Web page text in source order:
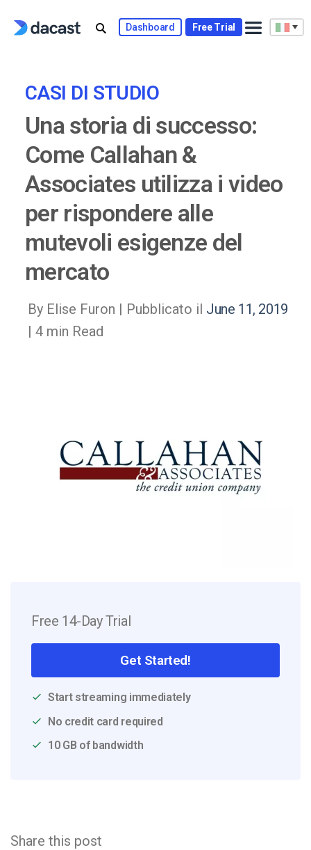
Dashboard Free Trial
CASI DI STUDIO
Una storia di successo:
Come Callahan &
Associates utilizza i video
per rispondere alle
mutevoli esigenze del
mercato
By Elise Furon | Pubblicato il June 11, 2019
| 4 min Read
Free 14-Day Trial
Get Started!
Start streaming immediately
No credit card required
10 GB of bandwidth
Share this post